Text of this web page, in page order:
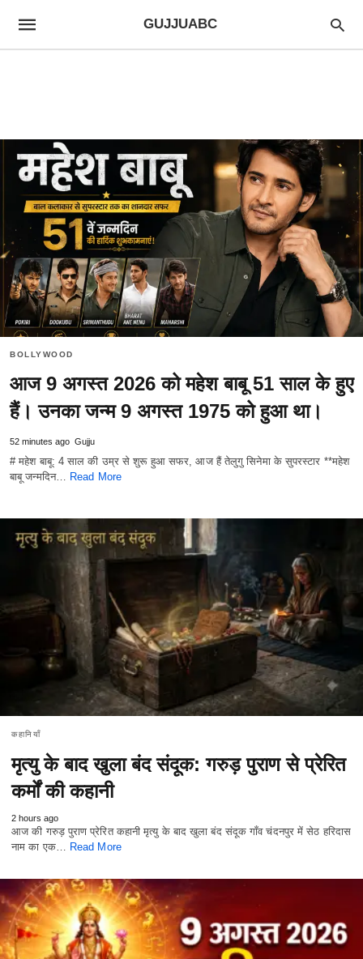
GUJJUABC
BOLLYWOOD
आज 9 अगस्त 2026 को महेश बाबू 51 साल के हुए
हैं। उनका जन्म 9 अगस्त 1975 को हुआ था।
52 minutes ago Gujju
# महेश बाबू: 4 साल की उम्र से शुरू हुआ सफर, आज हैं तेलुगु सिनेमा के सुपरस्टार **महेश
बाबू जन्मदिन… Read More
कहानियाँ
मृत्यु के बाद खुला बंद संदूक: गरुड़ पुराण से प्रेरित
कर्मों की कहानी
2 hours ago
आज की गरुड़ पुराण प्रेरित कहानी मृत्यु के बाद खुला बंद संदूक गाँव चंदनपुर में सेठ हरिदास
नाम का एक… Read More